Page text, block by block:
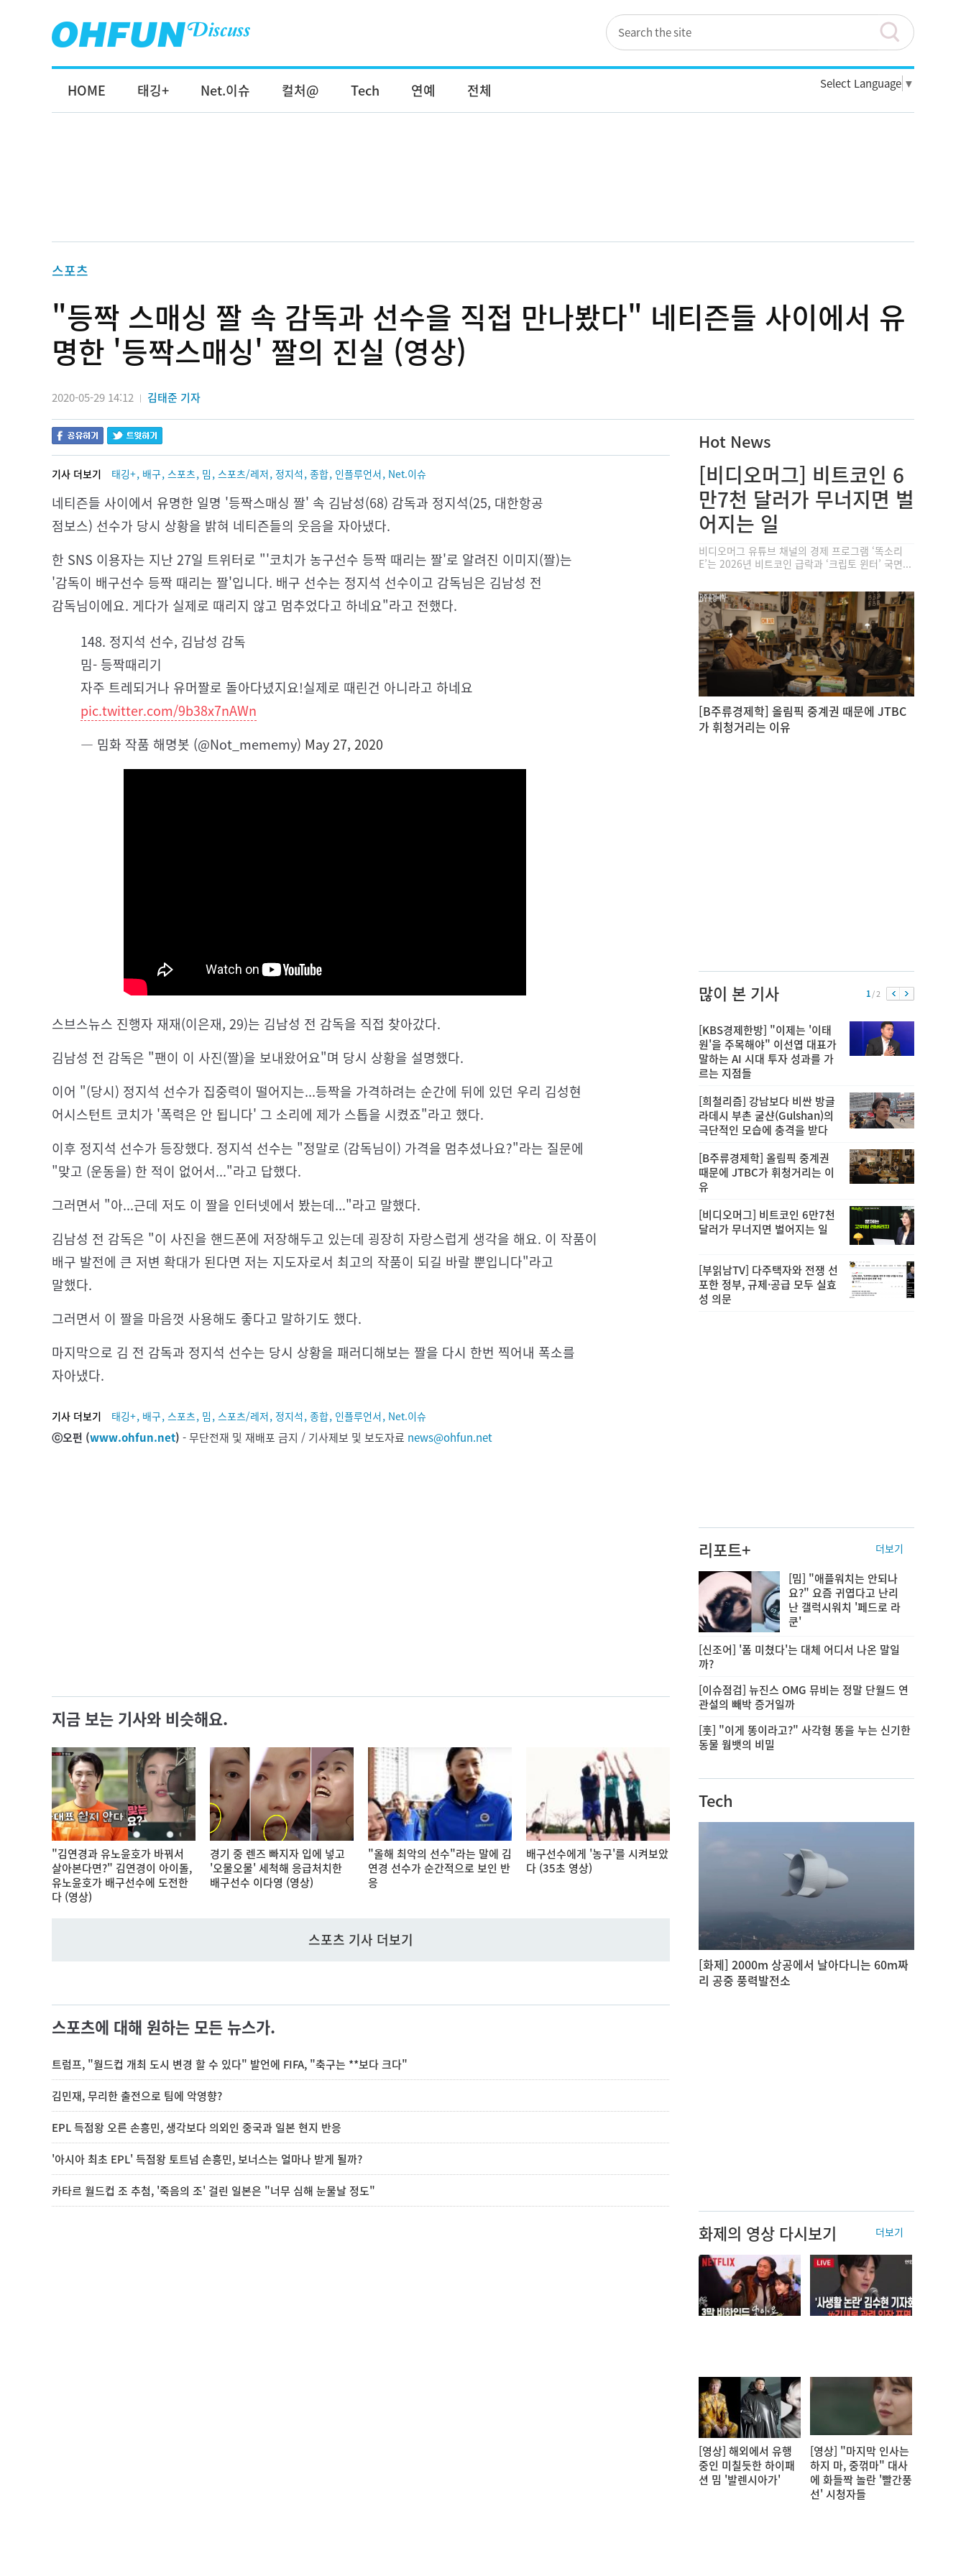
HOME 태깅+ Net.이슈 컬처@ Tech 연예 전체 Select Language ▼
스포츠
"등짝 스매싱 짤 속 감독과 선수을 직접 만나봤다" 네티즌들 사이에서 유
명한 '등짝스매싱' 짤의 진실 (영상)
2020-05-29 14:12 | 김태준 기자
기사 더보기 태깅+, 배구, 스포츠, 밈, 스포츠/레저, 정지석, 종합, 인플루언서, Net.이슈
네티즌들 사이에서 유명한 일명 '등짝스매싱 짤' 속 김남성(68) 감독과 정지석(25, 대한항공
점보스) 선수가 당시 상황을 밝혀 네티즌들의 웃음을 자아냈다.
한 SNS 이용자는 지난 27일 트위터로 "'코치가 농구선수 등짝 때리는 짤'로 알려진 이미지(짤)는
'감독이 배구선수 등짝 때리는 짤'입니다. 배구 선수는 정지석 선수이고 감독님은 김남성 전
감독님이에요. 게다가 실제로 때리지 않고 멈추었다고 하네요"라고 전했다.
148. 정지석 선수, 김남성 감독
밈- 등짝때리기
자주 트레되거나 유머짤로 돌아다녔지요!실제로 때린건 아니라고 하네요
pic.twitter.com/9b38x7nAWn
— 밈화 작품 해명봇 (@Not_mememy) May 27, 2020
스브스뉴스 진행자 재재(이은재, 29)는 김남성 전 감독을 직접 찾아갔다.
김남성 전 감독은 "팬이 이 사진(짤)을 보내왔어요"며 당시 상황을 설명했다.
이어 "(당시) 정지석 선수가 집중력이 떨어지는...등짝을 가격하려는 순간에 뒤에 있던 우리 김성현
어시스턴트 코치가 '폭력은 안 됩니다' 그 소리에 제가 스톱을 시켰죠"라고 했다.
이후 정지석 선수가 등장했다. 정지석 선수는 "정말로 (감독님이) 가격을 멈추셨나요?"라는 질문에
"맞고 (운동을) 한 적이 없어서..."라고 답했다.
그러면서 "아...근데 저도 이 짤을 인터넷에서 봤는데..."라고 말했다.
김남성 전 감독은 "이 사진을 핸드폰에 저장해두고 있는데 굉장히 자랑스럽게 생각을 해요. 이 작품이
배구 발전에 큰 저변 확대가 된다면 저는 지도자로서 최고의 작품이 되길 바랄 뿐입니다"라고
말했다.
그러면서 이 짤을 마음껏 사용해도 좋다고 말하기도 했다.
마지막으로 김 전 감독과 정지석 선수는 당시 상황을 패러디해보는 짤을 다시 한번 찍어내 폭소를
자아냈다.
기사 더보기 태깅+, 배구, 스포츠, 밈, 스포츠/레저, 정지석, 종합, 인플루언서, Net.이슈
ⓒ오펀 (www.ohfun.net) - 무단전재 및 재배포 금지 / 기사제보 및 보도자료 news@ohfun.net
지금 보는 기사와 비슷해요.
"김연경과 유노윤호가 바꿔서
살아본다면?" 김연경이 아이돌,
유노윤호가 배구선수에 도전한
다 (영상)
경기 중 렌즈 빠지자 입에 넣고
'오물오물' 세척해 응급처치한
배구선수 이다영 (영상)
"올해 최악의 선수"라는 말에 김
연경 선수가 순간적으로 보인 반
응
배구선수에게 '농구'를 시켜보았
다 (35초 영상)
스포츠 기사 더보기
스포츠에 대해 원하는 모든 뉴스가.
트럼프, "월드컵 개최 도시 변경 할 수 있다" 발언에 FIFA, "축구는 **보다 크다"
김민재, 무리한 출전으로 팀에 악영향?
EPL 득점왕 오른 손흥민, 생각보다 의외인 중국과 일본 현지 반응
'아시아 최초 EPL' 득점왕 토트넘 손흥민, 보너스는 얼마나 받게 될까?
카타르 월드컵 조 추첨, '죽음의 조' 걸린 일본은 "너무 심해 눈물날 정도"
Hot News
[비디오머그] 비트코인 6
만7천 달러가 무너지면 벌
어지는 일
비디오머그 유튜브 채널의 경제 프로그램 ‘똑소리
E’는 2026년 비트코인 급락과 ‘크립토 윈터’ 국면...
[B주류경제학] 올림픽 중계권 때문에 JTBC
가 휘청거리는 이유
많이 본 기사 1/ 2
[KBS경제한방] "이제는 '이태
원'을 주목해야" 이선엽 대표가
말하는 AI 시대 투자 성과를 가
르는 지점들
[희철리즘] 강남보다 비싼 방글
라데시 부촌 굴샨(Gulshan)의
극단적인 모습에 충격을 받다
[B주류경제학] 올림픽 중계권
때문에 JTBC가 휘청거리는 이
유
[비디오머그] 비트코인 6만7천
달러가 무너지면 벌어지는 일
[부읽남TV] 다주택자와 전쟁 선
포한 정부, 규제·공급 모두 실효
성 의문
리포트+ 더보기
[밈] "애플워치는 안되나
요?" 요즘 귀엽다고 난리
난 갤럭시워치 '페드로 라
쿤'
[신조어] '폼 미쳤다'는 대체 어디서 나온 말일
까?
[이슈점검] 뉴진스 OMG 뮤비는 정말 단월드 연
관설의 빼박 증거일까
[훗] "이게 똥이라고?" 사각형 똥을 누는 신기한
동물 웜뱃의 비밀
Tech
[화제] 2000m 상공에서 날아다니는 60m짜
리 공중 풍력발전소
화제의 영상 다시보기 더보기
[영상] 해외에서 유행
중인 미칠듯한 하이패
션 밈 '발렌시아가'
[영상] "마지막 인사는
하지 마, 중꺾마" 대사
에 화들짝 놀란 '빨간풍
선' 시청자들